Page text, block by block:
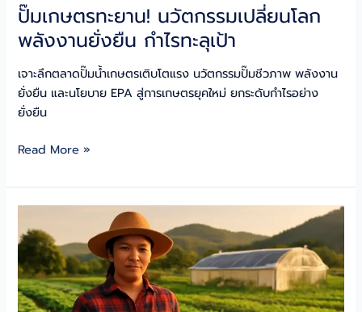
ปั๊มเกษตรทะยาน! นวัตกรรมเปลี่ยนโลก
พลังงานยั่งยืน กำไรทะลุเป้า
เจาะลึกตลาดปั๊มน้ำเกษตรเติบโตแรง นวัตกรรมปั๊มชีวภาพ พลังงาน
ยั่งยืน และนโยบาย EPA สู่การเกษตรยุคใหม่ ยกระดับกำไรอย่าง
ยั่งยืน
ปั๊ม
ทะยาน!
นวัตกรรม
เปลี่ยน
โลก
พลังงาน
ยั่งยืน
กำไร
Read More »